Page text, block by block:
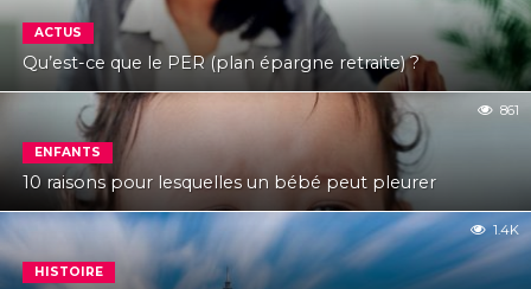
ACTUS
Qu’est-ce que le PER (plan épargne retraite) ?
ENFANTS
10 raisons pour lesquelles un bébé peut pleurer
861
HISTOIRE
1.4K